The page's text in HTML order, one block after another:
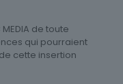
de toute
qui pourraient
cette insertion